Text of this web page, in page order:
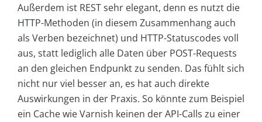
Außerdem ist REST sehr elegant, denn es nutzt die
HTTP-Methoden (in diesem Zusammenhang auch
als Verben bezeichnet) und HTTP-Statuscodes voll
aus, statt lediglich alle Daten über POST-Requests
an den gleichen Endpunkt zu senden. Das fühlt sich
nicht nur viel besser an, es hat auch direkte
Auswirkungen in der Praxis. So könnte zum Beispiel
ein Cache wie Varnish keinen der API-Calls zu einer